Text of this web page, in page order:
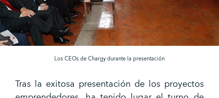
Los CEOs de Chargy durante la presentación
Tras la exitosa presentación de los proyectos